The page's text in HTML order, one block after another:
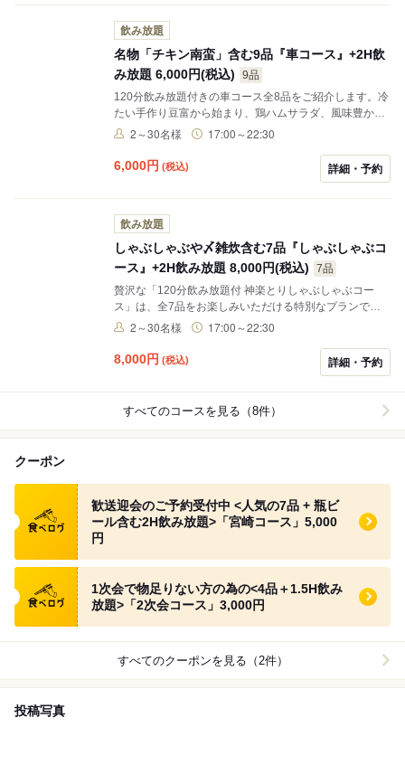
たします。 「050-1721-1504」 「80名以上」で貸切対
応もお承りしております。条件に満たない場合でも、一
度、お問い合わせください。
飲み放題
名物「チキン南蛮」含む9品『車コース』+2H飲
み放題 6,000円(税込)
9品
120分飲み放題付きの車コース全8品をご紹介します。冷
たい手作り豆富から始まり、鶏ハムサラダ、風味豊かな
たたき、香ばしい炭火焼きやチキン南蛮など、厳選され
飯、さっぱりとしたゆずシャーベットで満足感も抜群で
「050-1721-1504」 「80名以上」で貸切対応もお承りし
ております。条件に満たない場合でも、一度、お問い合
わせください。
2～30名様 17:00～22:30
6,000円 (税込) 詳細・予約
飲み放題
しゃぶしゃぶや〆雑炊含む7品『しゃぶしゃぶコ
ース』+2H飲み放題 8,000円(税込)
7品
贅沢な「120分飲み放題付 神楽とりしゃぶしゃぶコー
ス」は、全7品をお楽しみいただける特別なプランで
す。先付から始まり、酢の物、しゃぶしゃぶ、野菜焼
材の良さを引き立てた料理の数々が魅力。さらに、飲み
放題では約20種類のお飲み物を楽しめ、特別なひととき
お席を確保できる場合がございます。また、大人数「40
名〜」をご希望の場合は、事前のお電話をお願いいたし
ます。 「050-1721-1504」 「80名以上」で貸切対応も
2～30名様 17:00～22:30
8,000円 (税込) 詳細・予約
すべてのコースを見る（8件）
クーポン
食べログ クーポン
歓送迎会のご予約受付中 <人気の7品 + 瓶ビ
ール含む2H飲み放題>「宮崎コース」5,000
円
食べログ クーポン
1次会で物足りない方の為の<4品＋1.5H飲み
放題>「2次会コース」3,000円
すべてのクーポンを見る（2件）
投稿写真